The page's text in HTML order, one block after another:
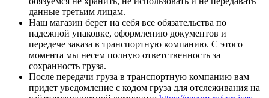
данные третьим лицам.
Наш магазин берет на себя все обязательства по
надежной упаковке, оформлению документов и
передече заказа в транспортную компанию. С этого
момента мы несем полную ответственность за
сохранность груза.
После передачи груза в транспортную компанию вам
придет уведомление с кодом груза для отслеживания на